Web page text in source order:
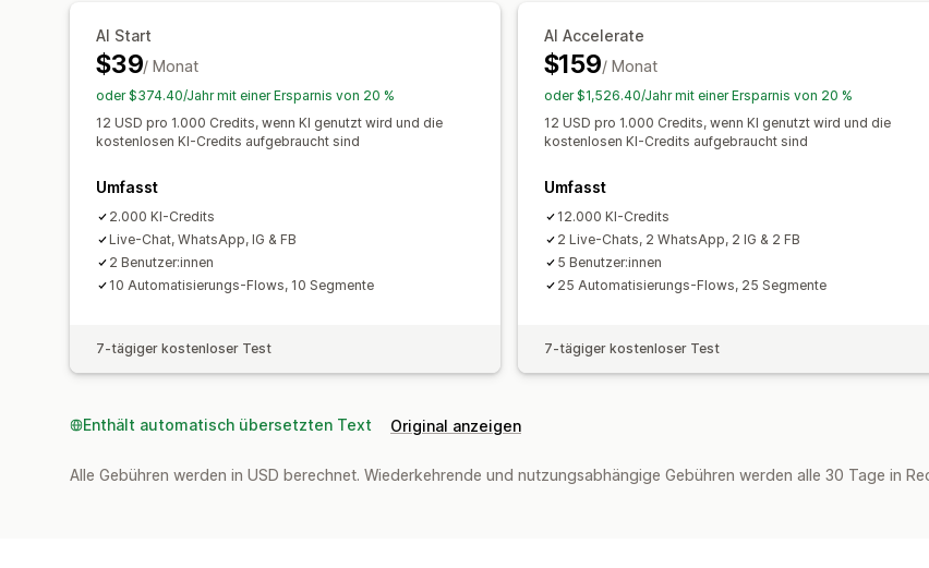
Anpassung
Farbe und Schriftart
Emojis
AI Start
$39/ Monat
oder $374.40/Jahr mit einer Ersparnis von 20 %
12 USD pro 1.000 Credits, wenn KI genutzt wird und die
kostenlosen KI-Credits aufgebraucht sind
Umfasst
2.000 KI-Credits
Live-Chat, WhatsApp, IG & FB
2 Benutzer:innen
10 Automatisierungs-Flows, 10 Segmente
7-tägiger kostenloser Test
AI Accelerate
$159/ Monat
oder $1,526.40/Jahr mit einer Ersparnis von 20 %
12 USD pro 1.000 Credits, wenn KI genutzt wird und die
kostenlosen KI-Credits aufgebraucht sind
Umfasst
12.000 KI-Credits
2 Live-Chats, 2 WhatsApp, 2 IG & 2 FB
5 Benutzer:innen
25 Automatisierungs-Flows, 25 Segmente
7-tägiger kostenloser Test
Enthält automatisch übersetzten Text Original anzeigen
Alle Gebühren werden in USD berechnet. Wiederkehrende und nutzungsabhängige Gebühren werden alle 30 Tage in